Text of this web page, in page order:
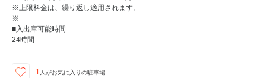
※上限料金は、繰り返し適用されます。
※
■入出庫可能時間
24時間
1 人がお気に入りの駐車場